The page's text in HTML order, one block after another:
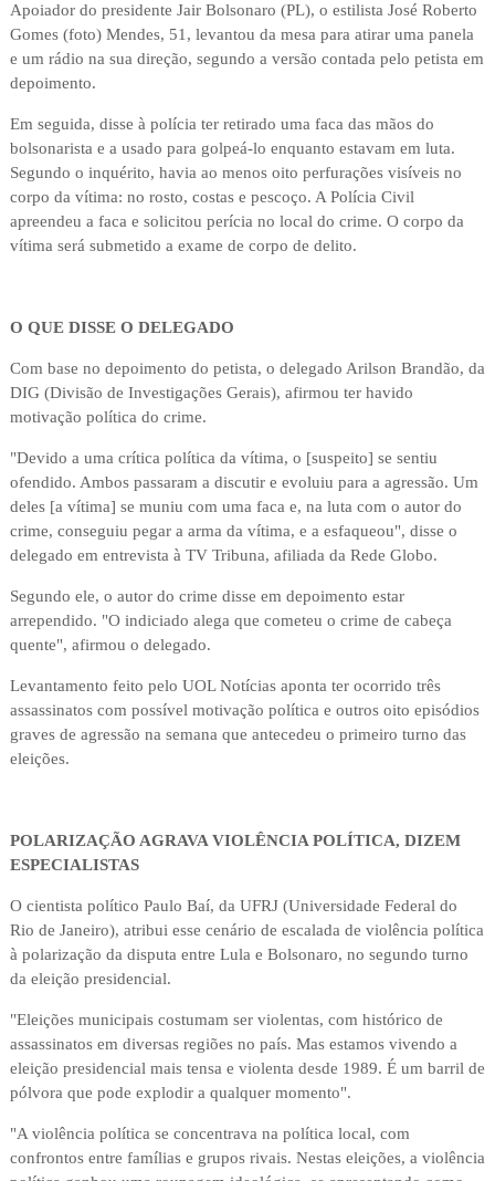
Apoiador do presidente Jair Bolsonaro (PL), o estilista José Roberto
Gomes (foto) Mendes, 51, levantou da mesa para atirar uma panela
e um rádio na sua direção, segundo a versão contada pelo petista em
depoimento.
Em seguida, disse à polícia ter retirado uma faca das mãos do
bolsonarista e a usado para golpeá-lo enquanto estavam em luta.
Segundo o inquérito, havia ao menos oito perfurações visíveis no
corpo da vítima: no rosto, costas e pescoço. A Polícia Civil
apreendeu a faca e solicitou perícia no local do crime. O corpo da
vítima será submetido a exame de corpo de delito.
O QUE DISSE O DELEGADO
Com base no depoimento do petista, o delegado Arilson Brandão, da
DIG (Divisão de Investigações Gerais), afirmou ter havido
motivação política do crime.
"Devido a uma crítica política da vítima, o [suspeito] se sentiu
ofendido. Ambos passaram a discutir e evoluiu para a agressão. Um
deles [a vítima] se muniu com uma faca e, na luta com o autor do
crime, conseguiu pegar a arma da vítima, e a esfaqueou", disse o
delegado em entrevista à TV Tribuna, afiliada da Rede Globo.
Segundo ele, o autor do crime disse em depoimento estar
arrependido. "O indiciado alega que cometeu o crime de cabeça
quente", afirmou o delegado.
Levantamento feito pelo UOL Notícias aponta ter ocorrido três
assassinatos com possível motivação política e outros oito episódios
graves de agressão na semana que antecedeu o primeiro turno das
eleições.
POLARIZAÇÃO AGRAVA VIOLÊNCIA POLÍTICA, DIZEM
ESPECIALISTAS
O cientista político Paulo Baí, da UFRJ (Universidade Federal do
Rio de Janeiro), atribui esse cenário de escalada de violência política
à polarização da disputa entre Lula e Bolsonaro, no segundo turno
da eleição presidencial.
"Eleições municipais costumam ser violentas, com histórico de
assassinatos em diversas regiões no país. Mas estamos vivendo a
eleição presidencial mais tensa e violenta desde 1989. É um barril de
pólvora que pode explodir a qualquer momento".
"A violência política se concentrava na política local, com
confrontos entre famílias e grupos rivais. Nestas eleições, a violência